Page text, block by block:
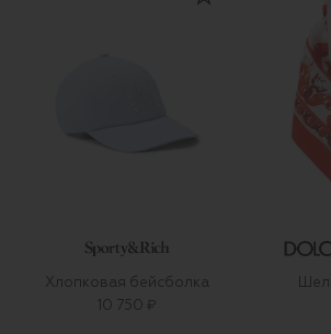
Хлопковая бейсболка
10 750 ₽